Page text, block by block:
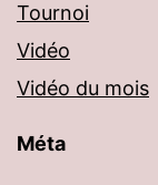
Tournoi
Vidéo
Vidéo du mois
Méta